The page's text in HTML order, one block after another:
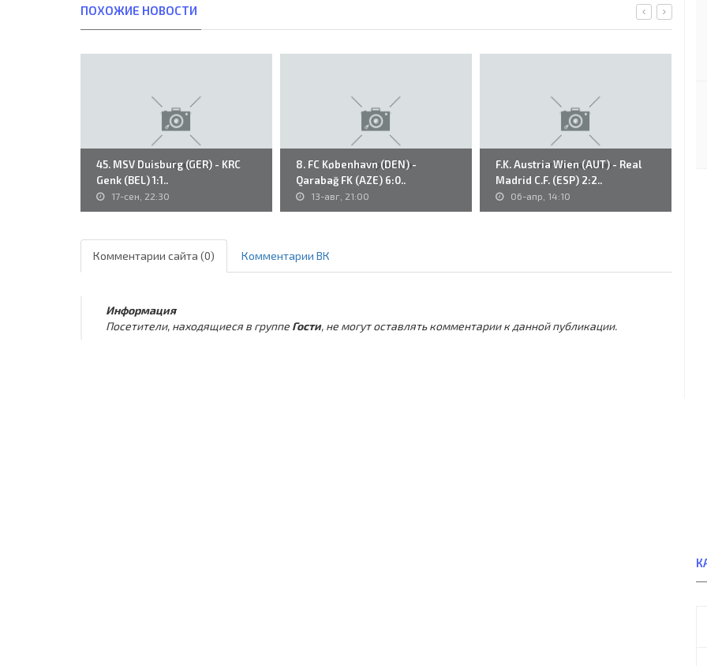
ПОХОЖИЕ НОВОСТИ
45. MSV Duisburg (GER) - KRC
Genk (BEL) 1:1..
17-сен, 22:30
8. FC København (DEN) -
Qarabağ FK (AZE) 6:0..
13-авг, 21:00
F.K. Austria Wien (AUT) - Real
Madrid C.F. (ESP) 2:2..
06-апр, 14:10
Комментарии сайта (0) Комментарии ВК
Информация
Посетители, находящиеся в группе Гости, не могут оставлять комментарии к данной публикации.